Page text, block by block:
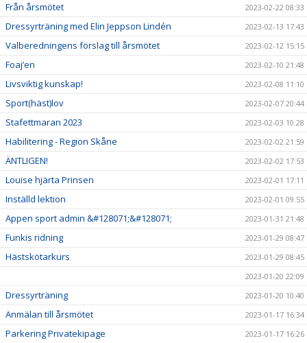
Från årsmötet 2023-02-22 08:33
Dressyrträning med Elin Jeppson Lindén 2023-02-13 17:43
Valberedningens förslag till årsmötet 2023-02-12 15:15
Foaj’en 2023-02-10 21:48
Livsviktig kunskap! 2023-02-08 11:10
Sport(häst)lov 2023-02-07 20:44
Stafettmaran 2023 2023-02-03 10:28
Habilitering - Region Skåne 2023-02-02 21:59
ÄNTLIGEN! 2023-02-02 17:53
Louise hjärta Prinsen 2023-02-01 17:11
Inställd lektion 2023-02-01 09:55
Appen sport admin &#128071;&#128071; 2023-01-31 21:48
Funkis ridning 2023-01-29 08:47
Hästskötarkurs
2023-01-29 08:45
2023-01-20 22:09
Dressyrträning 2023-01-20 10:40
Anmälan till årsmötet 2023-01-17 16:34
Parkering Privatekipage 2023-01-17 16:26